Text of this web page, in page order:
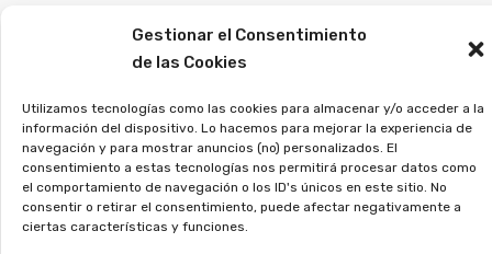
Gestionar el Consentimiento
de las Cookies
Utilizamos tecnologías como las cookies para almacenar y/o acceder a la
información del dispositivo. Lo hacemos para mejorar la experiencia de
navegación y para mostrar anuncios (no) personalizados. El
consentimiento a estas tecnologías nos permitirá procesar datos como
el comportamiento de navegación o los ID's únicos en este sitio. No
consentir o retirar el consentimiento, puede afectar negativamente a
ciertas características y funciones.
¿Has tenido una tarjeta
revolving? Es posible
reclamar los intereses
que has pagado de más.